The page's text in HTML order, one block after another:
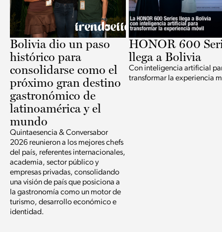
Bolivia dio un paso
histórico para
consolidarse como el
próximo gran destino
gastronómico de
latinoamérica y el
mundo
Quintaesencia & Conversabor
2026 reunieron a los mejores chefs
del país, referentes internacionales,
academia, sector público y
empresas privadas, consolidando
una visión de país que posiciona a
la gastronomía como un motor de
turismo, desarrollo económico e
identidad.
HONOR 600
llega a Bolivia
Con inteligencia artificial
transformar la experiencia